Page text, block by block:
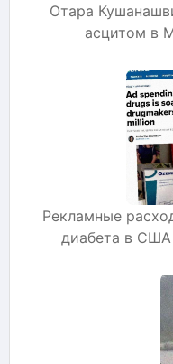
Отара
асцитом в
Рекламные
диабета в США